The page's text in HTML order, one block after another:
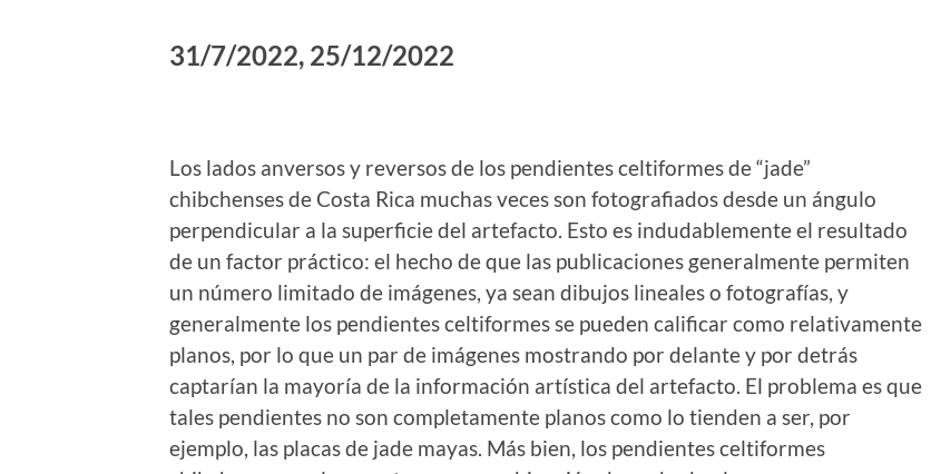
31/7/2022, 25/12/2022
Los lados anversos y reversos de los pendientes celtiformes de “jade”
chibchenses de Costa Rica muchas veces son fotografiados desde un ángulo
perpendicular a la superficie del artefacto. Esto es indudablemente el resultado
de un factor práctico: el hecho de que las publicaciones generalmente permiten
un número limitado de imágenes, ya sean dibujos lineales o fotografías, y
generalmente los pendientes celtiformes se pueden calificar como relativamente
planos, por lo que un par de imágenes mostrando por delante y por detrás
captarían la mayoría de la información artística del artefacto. El problema es que
tales pendientes no son completamente planos como lo tienden a ser, por
ejemplo, las placas de jade mayas. Más bien, los pendientes celtiformes